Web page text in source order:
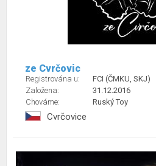
ze Cvrčovic
Registrována u:
FCI (ČMKU, SKJ)
Založena:
31.12.2016
Chováme:
Ruský Toy
Cvrčovice